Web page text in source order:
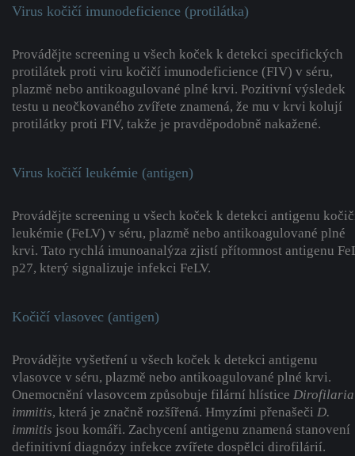
Virus kočičí imunodeficience (protilátka)
Provádějte screening u všech koček k detekci specifických
protilátek proti viru kočičí imunodeficience (FIV) v séru,
plazmě nebo antikoagulované plné krvi. Pozitivní výsledek
testu u neočkovaného zvířete znamená, že mu v krvi kolují
protilátky proti FIV, takže je pravděpodobně nakažené.
Virus kočičí leukémie (antigen)
Provádějte screening u všech koček k detekci antigenu
leukémie (FeLV) v séru, plazmě nebo antikoagulované plné
krvi. Tato rychlá imunoanalýza zjistí přítomnost antigenu
p27, který signalizuje infekci FeLV.
Kočičí vlasovec (antigen)
Provádějte vyšetření u všech koček k detekci antigenu
vlasovce v séru, plazmě nebo antikoagulované plné krvi.
Onemocnění vlasovcem způsobuje filární hlístice Dirofilaria
immitis, která je značně rozšířená. Hmyzími přenašeči D.
immitis jsou komáři. Zachycení antigenu znamená stanovení
definitivní diagnózy infekce zvířete dospělci dirofilárií.